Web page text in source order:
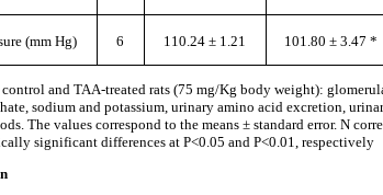
(mm Hg) 6 110.24 ± 1.21 101.80 ± 3.47 *
and TAA-treated rats (75 mg/Kg body weight):
sodium and potassium, urinary amino acid excretion,
The values correspond to the means ± standard error. N
significant differences at P<0.05 and P<0.01, respectively